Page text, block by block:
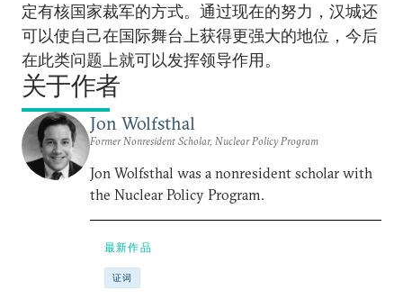
定有核国家裁军的方式。通过现在的努力，汉城还
可以使自己在国际舞台上获得更强大的地位，今后
在此类问题上就可以发挥领导作用。
关于作者
Jon Wolfsthal
Former Nonresident Scholar, Nuclear Policy Program
Jon Wolfsthal was a nonresident scholar with
the Nuclear Policy Program.
最新作品
证词